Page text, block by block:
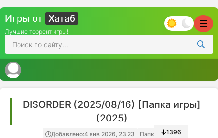
Игры от Хатаб
Лучшие торрент игры!
DISORDER (2025/08/16) [Папка игры]
(2025)
Добавлено:4 янв 2026, 23:23
Папка игры1396